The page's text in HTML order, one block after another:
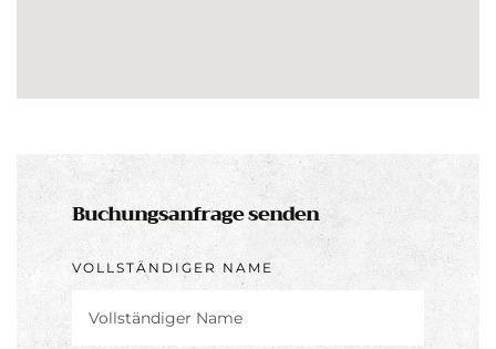
Buchungsanfrage senden
VOLLSTÄNDIGER NAME